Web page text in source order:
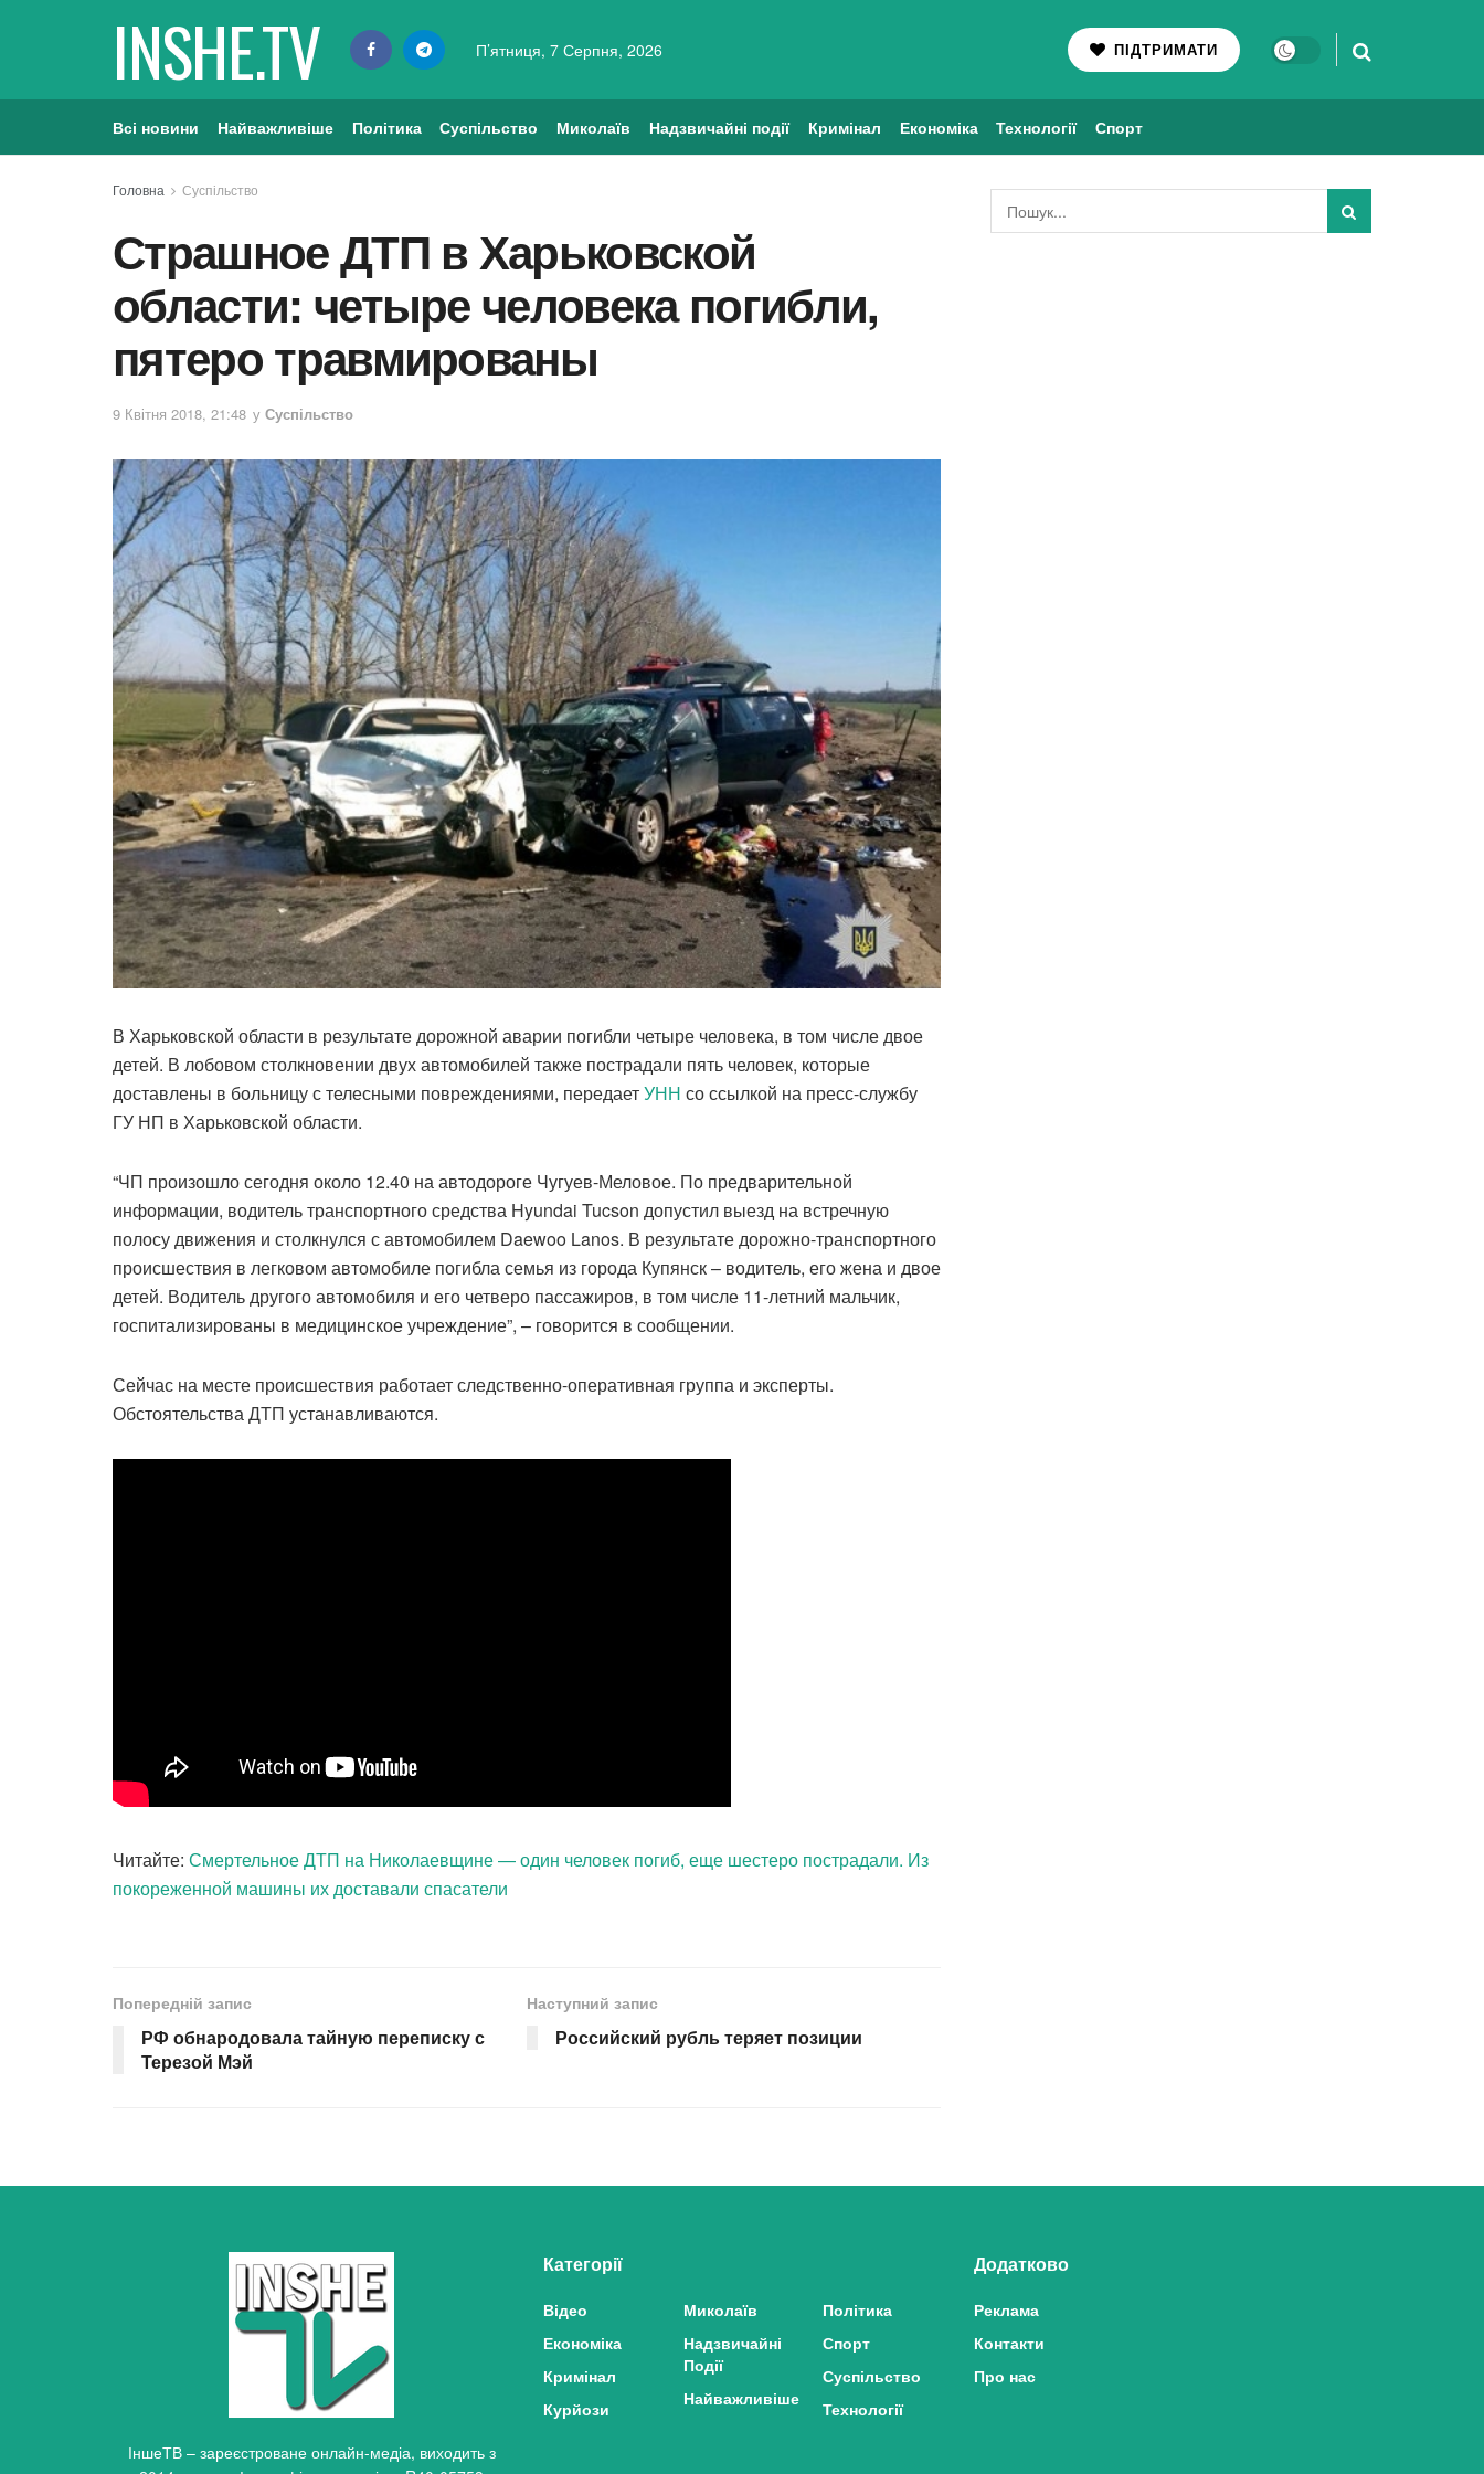
INSHE.TV П’ятниця, 7 Серпня, 2026 ПІДТРИМАТИ
Всі новини Найважливіше Політика Суспільство Миколаїв Надзвичайні події Кримінал Економіка Технології Спорт
Головна Суспільство
Страшное ДТП в Харьковской
области: четыре человека погибли,
пятеро травмированы
9 Квітня 2018, 21:48 у Суспільство
В Харьковской области в результате дорожной аварии погибли четыре человека, в том числе двое
детей. В лобовом столкновении двух автомобилей также пострадали пять человек, которые
доставлены в больницу с телесными повреждениями, передаетУНН со ссылкой на пресс-службу
ГУ НП в Харьковской области.
“ЧП произошло сегодня около 12.40 на автодороге Чугуев-Меловое. По предварительной
информации, водитель транспортного средства Hyundai Tucson допустил выезд на встречную
полосу движения и столкнулся с автомобилем Daewoo Lanos. В результате дорожно-транспортного
происшествия в легковом автомобиле погибла семья из города Купянск – водитель, его жена и двое
детей. Водитель другого автомобиля и его четверо пассажиров, в том числе 11-летний мальчик,
госпитализированы в медицинское учреждение”, – говорится в сообщении.
Сейчас на месте происшествия работает следственно-оперативная группа и эксперты.
Обстоятельства ДТП устанавливаются.
Читайте: Смертельное ДТП на Николаевщине — один человек погиб, еще шестеро пострадали. Из
покореженной машины их доставали спасатели
Попередній запис
РФ обнародовала тайную переписку с
Терезой Мэй
Наступний запис
Российский рубль теряет позиции
ІншеТВ – зареєстроване онлайн-медіа, виходить з
Категорії
Відео
Економіка
Кримінал
Курйози
Миколаїв
Надзвичайні
Події
Найважливіше
Політика
Спорт
Суспільство
Технології
Додатково
Реклама
Контакти
Про нас